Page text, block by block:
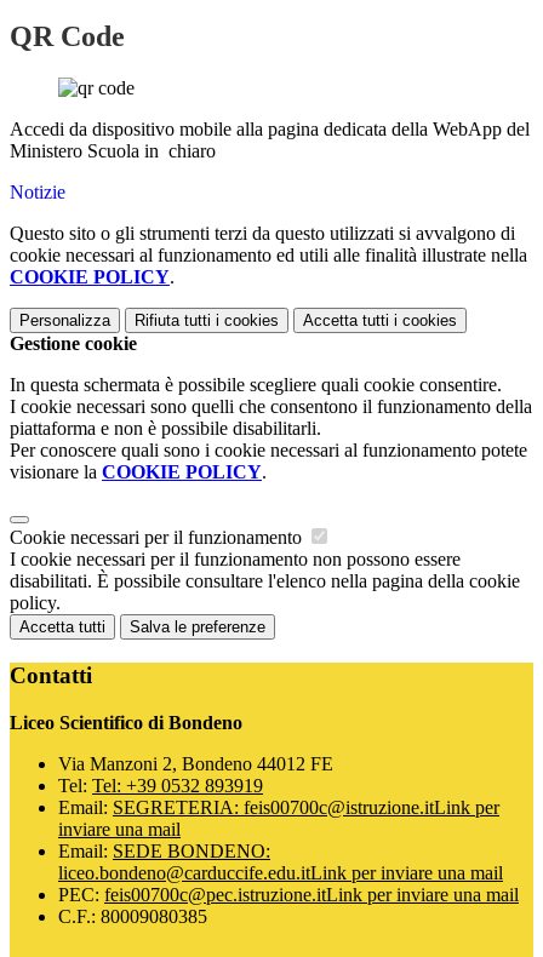
QR Code
Accedi da dispositivo mobile alla pagina dedicata della WebApp del
Ministero Scuola in chiaro
Notizie
Questo sito o gli strumenti terzi da questo utilizzati si avvalgono di
cookie necessari al funzionamento ed utili alle finalità illustrate nella
COOKIE POLICY.
Personalizza Rifiuta tutti i cookies Accetta tutti i cookies
Gestione cookie
In questa schermata è possibile scegliere quali cookie consentire.
I cookie necessari sono quelli che consentono il funzionamento della
piattaforma e non è possibile disabilitarli.
Per conoscere quali sono i cookie necessari al funzionamento potete
visionare la COOKIE POLICY.
Cookie necessari per il funzionamento
I cookie necessari per il funzionamento non possono essere
disabilitati. È possibile consultare l'elenco nella pagina della cookie
policy.
Accetta tutti Salva le preferenze
Contatti
Liceo Scientifico di Bondeno
Via Manzoni 2, Bondeno 44012 FE
Tel: Tel: +39 0532 893919
Email: SEGRETERIA: feis00700c@istruzione.itLink per
inviare una mail
Email: SEDE BONDENO:
liceo.bondeno@carduccife.edu.itLink per inviare una mail
PEC: feis00700c@pec.istruzione.itLink per inviare una mail
C.F.: 80009080385